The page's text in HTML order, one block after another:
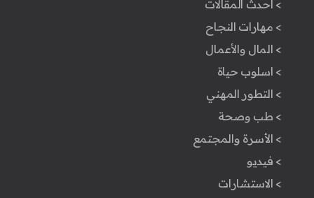
> أحدث المقالات
> مهارات النجاح
> المال والأعمال
> اسلوب حياة
> التطور المهني
> طب وصحة
> الأسرة والمجتمع
> فيديو
> الاستشارات